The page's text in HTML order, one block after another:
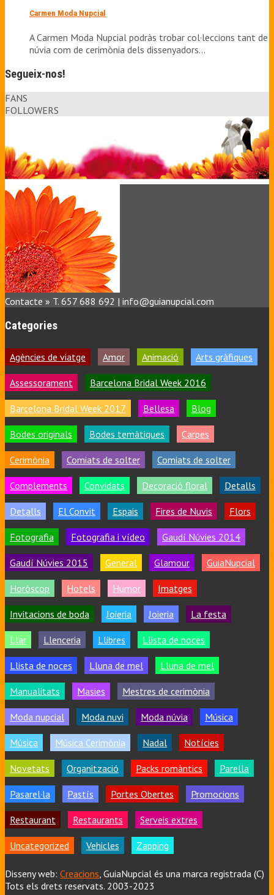
Carmen Moda Nupcial
A Carmen Moda Nupcial podràs trobar col·leccions tant de
núvia com de cerimònia dels dissenyadors…
Segueix-nos!
FANS
FOLLOWERS
Contacte » T. 657 688 692 | info@guianupcial.com
Categories
Agències de viatge Amor Animació Arts gràfiques
Assessorament Barcelona Bridal Week 2016
Barcelona Bridal Week 2017 Bellesa Blog
Bodes originals Bodes temàtiques Carpes
Cerimònia Comiats de solter Comiats de solter
Complements Convidats Decoració floral Detalls
Detalls El Convit Espais Fires de Nuvis Flors
Fotografia Fotografia i vídeo Gaudí Núvies 2014
Gaudí Núvies 2015 General Glamour GuiaNupcial
Horòscop Hotels Humor Imatges
Invitacions de boda Joieria Joieria La festa
Llar Llenceria Llibres Llista de noces
Llista de noces Lluna de mel Lluna de mel
Manualitats Masies Mestres de cerimònia
Moda nupcial Moda nuvi Moda núvia Música
Música Música Cerimònia Nadal Notícies
Novetats Organització Packs romàntics Parella
Pasarel·la Pastís Portes Obertes Promocions
Restaurant Restaurants Serveis extres
Uncategorized Vehicles Zapping
Disseny web: Creacions, GuiaNupcial és una marca registrada (C)
Tots els drets reservats. 2003-2023